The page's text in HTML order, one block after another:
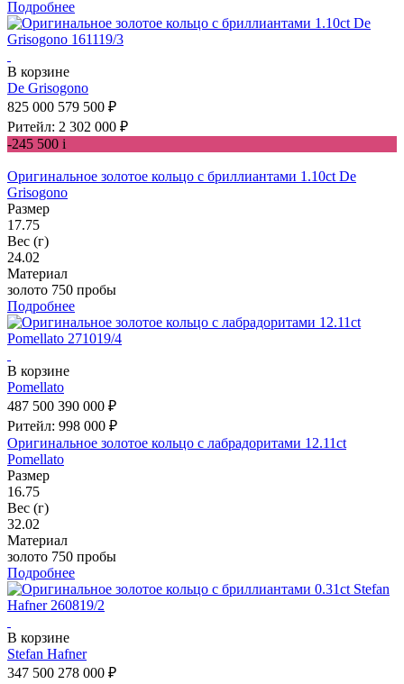
Подробнее
В корзине
De Grisogono
825 000 579 500 ₽
Ритейл: 2 302 000 ₽
-245 500 i
Оригинальное золотое кольцо с бриллиантами 1.10ct De
Grisogono
Размер
17.75
Вес (г)
24.02
Материал
золото 750 пробы
Подробнее
В корзине
Pomellato
487 500 390 000 ₽
Ритейл: 998 000 ₽
Оригинальное золотое кольцо с лабрадоритами 12.11ct
Pomellato
Размер
16.75
Вес (г)
32.02
Материал
золото 750 пробы
Подробнее
В корзине
Stefan Hafner
347 500 278 000 ₽